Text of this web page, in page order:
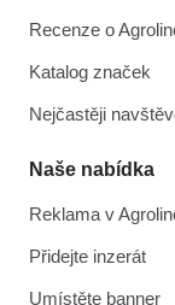
Recenze o
Katalog značek
Nejčastěji
Naše nabídka
Reklama v
Přidejte inzerát
Umístěte banner